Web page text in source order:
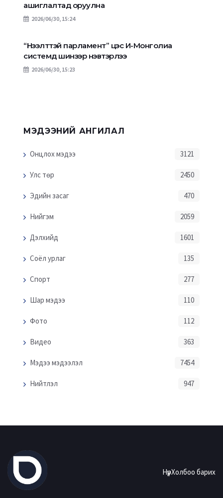
ашиглалтад оруулна
2026/06/30, 15:24
“Нээлттэй парламент” цэс И-Монголиа
системд шинээр нэвтэрлээ
2026/06/30, 15:23
МЭДЭЭНИЙ АНГИЛАЛ
Онцлох мэдээ 3121
Улс төр 2450
Эдийн засаг 470
Нийгэм 2059
Дэлхийд 1601
Соёл урлаг 135
Спорт 277
Шар мэдээ 110
Фото 112
Видео 363
Мэдээ мэдээлэл 7454
Нийтлэл 947
НүүрХолбоо барих